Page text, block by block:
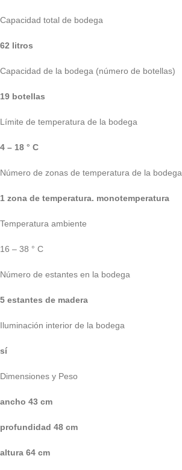
Capacidad total de bodega
62 litros
Capacidad de la bodega (número de botellas)
19 botellas
Límite de temperatura de la bodega
4 – 18 ° C
Número de zonas de temperatura de la bodega
1 zona de temperatura. monotemperatura
Temperatura ambiente
16 – 38 ° C
Número de estantes en la bodega
5 estantes de madera
Iluminación interior de la bodega
sí
Dimensiones y Peso
ancho 43 cm
profundidad 48 cm
altura 64 cm